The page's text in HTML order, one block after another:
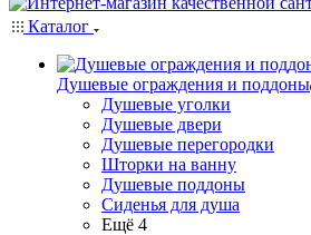
Каталог
Душевые ограждения и поддоны
Душевые уголки
Душевые двери
Душевые перегородки
Шторки на ванну
Душевые поддоны
Сиденья для душа
Ещё 4